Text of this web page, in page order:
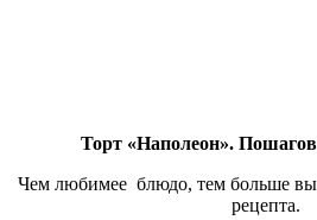
Торт «Наполеон».
Чем любимее блюдо, тем больше вы
рецепта.